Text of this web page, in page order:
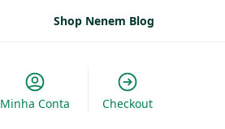
Shop Nenem Blog
Minha Conta Checkout